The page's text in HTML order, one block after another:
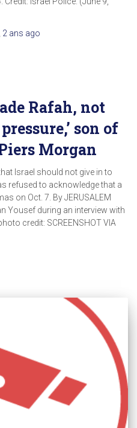
2 ans ago
Rafah, not
son of
Morgan
Israel should not give in to
refused to acknowledge that a
on Oct. 7. By JERUSALEM
Yousef during an interview with
credit: SCREENSHOT VIA